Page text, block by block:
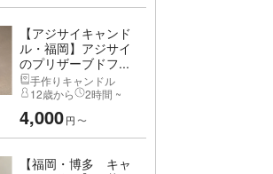
【アジサイキャンド
ル・福岡】アジサイ
のプリザーブドフ...
手作りキャンドル
12歳から
2時間 ~
4,000円 〜
【福岡・博多 キャ